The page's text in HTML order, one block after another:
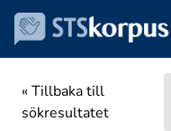
« Tillbaka till
sökresultatet